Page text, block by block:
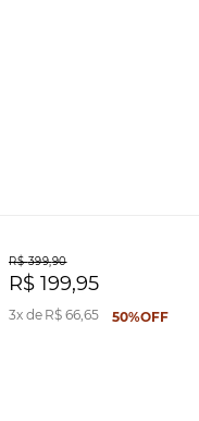
R$ 399,90
R$ 199,95
3 R$ 66,65 50%OFF